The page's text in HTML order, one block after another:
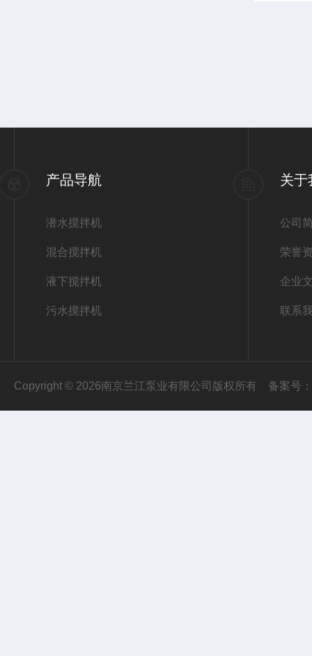
产品导航
潜水搅拌机
混合搅拌机
液下搅拌机
污水搅拌机
关于
公司
荣誉
企业
联系
Copyright © 2026南京兰江泵业有限公司版权所有 备案号